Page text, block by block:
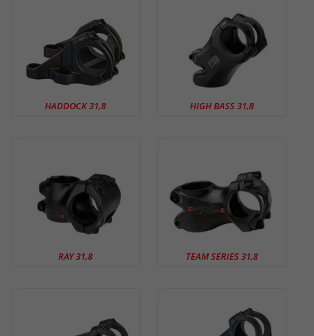
HADDOCK 31,8 HIGH BASS 31,8
RAY 31,8 TEAM SERIES 31,8